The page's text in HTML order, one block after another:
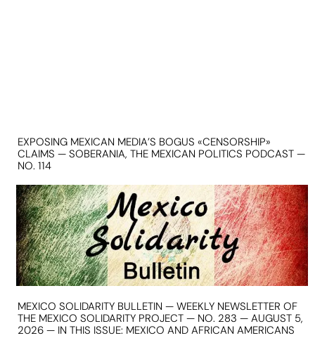
EXPOSING MEXICAN MEDIA’S BOGUS «CENSORSHIP»
CLAIMS — SOBERANIA, THE MEXICAN POLITICS PODCAST —
NO. 114
MEXICO SOLIDARITY BULLETIN — WEEKLY NEWSLETTER OF
THE MEXICO SOLIDARITY PROJECT — NO. 283 — AUGUST 5,
2026 — IN THIS ISSUE: MEXICO AND AFRICAN AMERICANS